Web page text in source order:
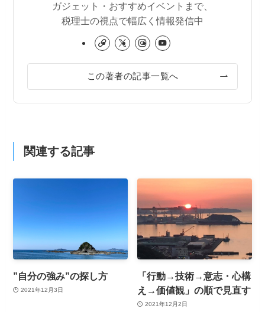
ガジェット・おすすめイベントまで、
税理士の視点で幅広く情報発信中
この著者の記事一覧へ
関連する記事
”自分の強み”の探し方
2021年12月3日
「行動→技術→意志・心構
え→価値観」の順で見直す
2021年12月2日